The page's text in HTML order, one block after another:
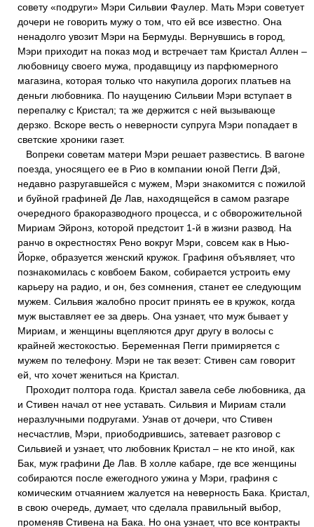
совету «подруги» Мэри Сильвии Фаулер. Мать Мэри советует
дочери не говорить мужу о том, что ей все известно. Она
ненадолго увозит Мэри на Бермуды. Вернувшись в город,
Мэри приходит на показ мод и встречает там Кристал Аллен –
любовницу своего мужа, продавщицу из парфюмерного
магазина, которая только что накупила дорогих платьев на
деньги любовника. По наущению Сильвии Мэри вступает в
перепалку с Кристал; та же держится с ней вызывающе
дерзко. Вскоре весть о неверности супруга Мэри попадает в
светские хроники газет.
Вопреки советам матери Мэри решает развестись. В вагоне
поезда, уносящего ее в Рио в компании юной Пегги Дэй,
недавно разругавшейся с мужем, Мэри знакомится с пожилой
и буйной графиней Де Лав, находящейся в самом разгаре
очередного бракоразводного процесса, и с обворожительной
Мириам Эйронз, которой предстоит 1-й в жизни развод. На
ранчо в окрестностях Рено вокруг Мэри, совсем как в Нью-
Йорке, образуется женский кружок. Графиня объявляет, что
познакомилась с ковбоем Баком, собирается устроить ему
карьеру на радио, и он, без сомнения, станет ее следующим
мужем. Сильвия жалобно просит принять ее в кружок, когда
муж выставляет ее за дверь. Она узнает, что муж бывает у
Мириам, и женщины вцепляются друг другу в волосы с
крайней жестокостью. Беременная Пегги примиряется с
мужем по телефону. Мэри не так везет: Стивен сам говорит
ей, что хочет жениться на Кристал.
Проходит полтора года. Кристал завела себе любовника, да
и Стивен начал от нее уставать. Сильвия и Мириам стали
неразлучными подругами. Узнав от дочери, что Стивен
несчастлив, Мэри, приободрившись, затевает разговор с
Сильвией и узнает, что любовник Кристал – не кто иной, как
Бак, муж графини Де Лав. В холле кабаре, где все женщины
собираются после ежегодного ужина у Мэри, графиня с
комическим отчаянием жалуется на неверность Бака. Кристал,
в свою очередь, думает, что сделала правильный выбор,
променяв Стивена на Бака. Но она узнает, что все контракты